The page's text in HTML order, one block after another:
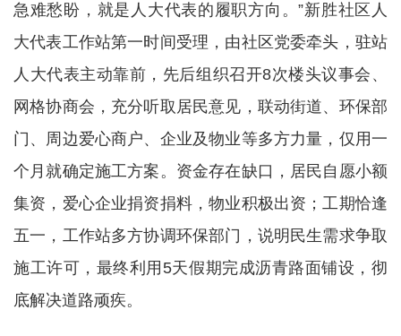
急难愁盼，就是人大代表的履职方向。”新胜社区人
大代表工作站第一时间受理，由社区党委牵头，驻站
人大代表主动靠前，先后组织召开8次楼头议事会、
网格协商会，充分听取居民意见，联动街道、环保部
门、周边爱心商户、企业及物业等多方力量，仅用一
个月就确定施工方案。资金存在缺口，居民自愿小额
集资，爱心企业捐资捐料，物业积极出资；工期恰逢
五一，工作站多方协调环保部门，说明民生需求争取
施工许可，最终利用5天假期完成沥青路面铺设，彻
底解决道路顽疾。